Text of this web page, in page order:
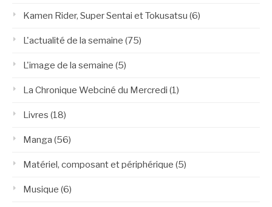
Kamen Rider, Super Sentai et Tokusatsu (6)
L'actualité de la semaine (75)
L'image de la semaine (5)
La Chronique Webciné du Mercredi (1)
Livres (18)
Manga (56)
Matériel, composant et périphérique (5)
Musique (6)